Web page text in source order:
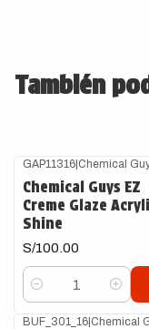
También
GAP11316|Chemical
Chemical Guys EZ
Creme Glaze
Shine
S/100.00
Cantidad
BUF_301_16|Chemical